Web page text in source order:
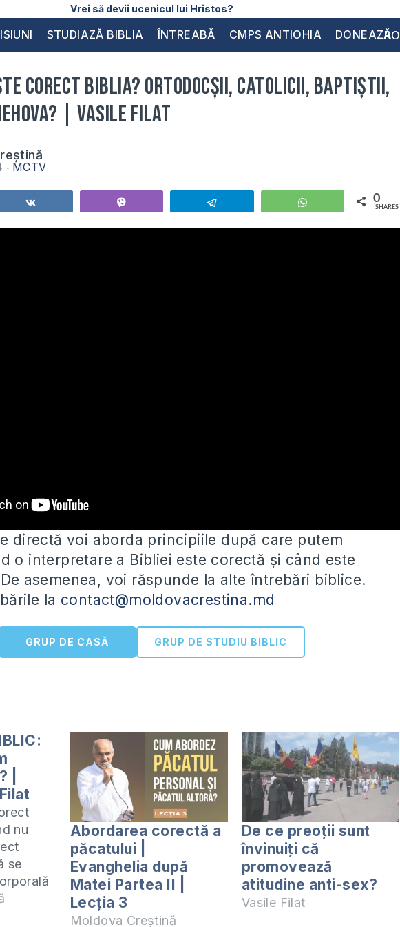
Vrei să devii ucenicul lui Hristos?
STUDIAZĂ BIBLIA ÎNTREABĂ CMPS ANTIOHIA DONEAZĂRO
corect Biblia? Ortodocșii, catolicii, baptiștii,
| Vasile Filat
MCTV
WhatsApp 0
SHARES
directă voi aborda principiile după care putem
o interpretare a Bibliei este corectă și când este
asemenea, voi răspunde la alte întrebări biblice.
la contact@moldovacrestina.md
GRUP DE CASĂ GRUP DE STUDIU BIBLIC
|
nu
se
când
Abordarea corectă a
păcatului |
Evanghelia după
Matei Partea II |
Lecția 3
Moldova Creștină
De ce preoţii sunt
învinuiţi că
promovează
atitudine anti-sex?
Vasile Filat